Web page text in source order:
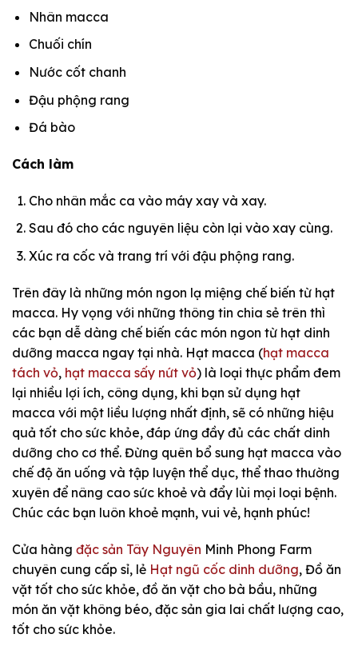
Nhân macca
Chuối chín
Nước cốt chanh
Đậu phộng rang
Đá bào
Cách làm
Cho nhân mắc ca vào máy xay và xay.
Sau đó cho các nguyên liệu còn lại vào xay cùng.
Xúc ra cốc và trang trí với đậu phộng rang.
Trên đây là những món ngon lạ miệng chế biến từ hạt
macca. Hy vọng với những thông tin chia sẻ trên thì
các bạn dễ dàng chế biến các món ngon từ hạt dinh
dưỡng macca ngay tại nhà. Hạt macca (hạt macca
tách vỏ, hạt macca sấy nứt vỏ) là loại thực phẩm đem
lại nhiều lợi ích, công dụng, khi bạn sử dụng hạt
macca với một liều lượng nhất định, sẽ có những hiệu
quả tốt cho sức khỏe, đáp ứng đầy đủ các chất dinh
dưỡng cho cơ thể. Đừng quên bổ sung hạt macca vào
chế độ ăn uống và tập luyện thể dục, thể thao thường
xuyên để nâng cao sức khoẻ và đẩy lùi mọi loại bệnh.
Chúc các bạn luôn khoẻ mạnh, vui vẻ, hạnh phúc!
Cửa hàng đặc sản Tây Nguyên Minh Phong Farm
chuyên cung cấp sỉ, lẻ Hạt ngũ cốc dinh dưỡng, Đồ ăn
vặt tốt cho sức khỏe, đồ ăn vặt cho bà bầu, những
món ăn vặt không béo, đặc sản gia lai chất lượng cao,
tốt cho sức khỏe.